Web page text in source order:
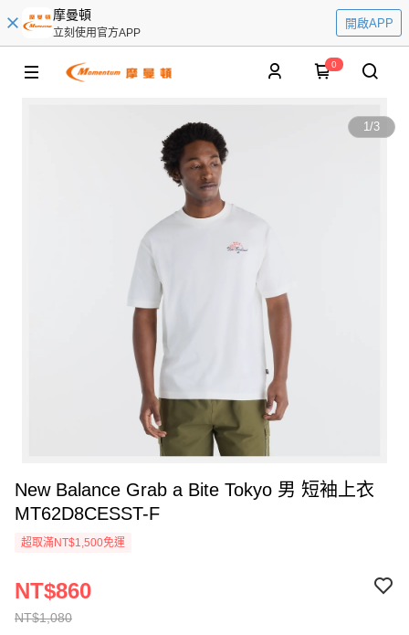
摩曼頓
立刻使用官方APP
開啟APP
0
1/3
New Balance Grab a Bite Tokyo 男 短袖上衣
MT62D8CESST-F
超取滿NT$1,500免運
NT$1,080
NT$860